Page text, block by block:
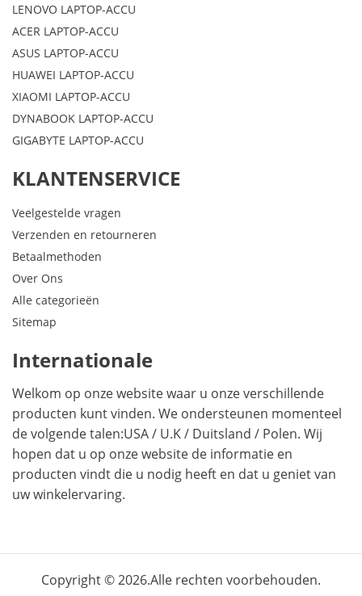
LENOVO LAPTOP-ACCU
ACER LAPTOP-ACCU
ASUS LAPTOP-ACCU
HUAWEI LAPTOP-ACCU
XIAOMI LAPTOP-ACCU
DYNABOOK LAPTOP-ACCU
GIGABYTE LAPTOP-ACCU
KLANTENSERVICE
Veelgestelde vragen
Verzenden en retourneren
Betaalmethoden
Over Ons
Alle categorieën
Sitemap
Internationale
Welkom op onze website waar u onze verschillende
producten kunt vinden. We ondersteunen momenteel
de volgende talen:USA/ U.K/ Duitsland / Polen. Wij
hopen dat u op onze website de informatie en
producten vindt die u nodig heeft en dat u geniet van
uw winkelervaring.
Copyright © 2026.Alle rechten voorbehouden.